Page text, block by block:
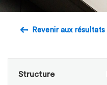
Revenir aux résultats
Structure